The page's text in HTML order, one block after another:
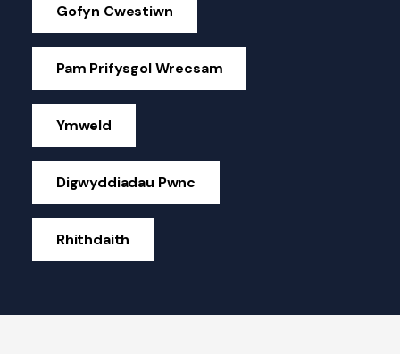
Gofyn Cwestiwn
Pam Prifysgol Wrecsam
Ymweld
Digwyddiadau Pwnc
Rhithdaith